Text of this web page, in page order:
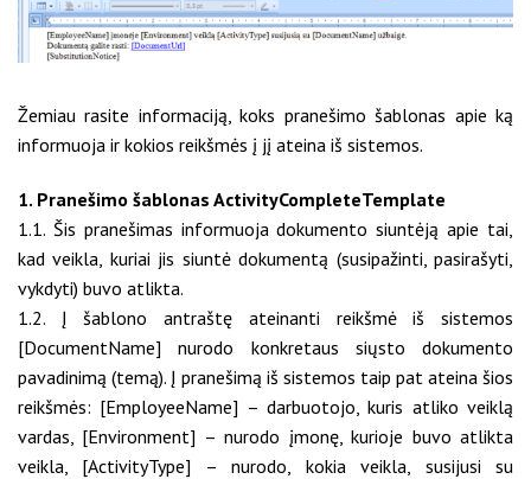
Žemiau rasite informaciją, koks pranešimo šablonas apie ką
informuoja ir kokios reikšmės į jį ateina iš sistemos.
1. Pranešimo šablonas ActivityCompleteTemplate
1.1. Šis pranešimas informuoja dokumento siuntėją apie tai,
kad veikla, kuriai jis siuntė dokumentą (susipažinti, pasirašyti,
vykdyti) buvo atlikta.
1.2. Į šablono antraštę ateinanti reikšmė iš sistemos
[DocumentName] nurodo konkretaus siųsto dokumento
pavadinimą (temą). Į pranešimą iš sistemos taip pat ateina šios
reikšmės: [EmployeeName] – darbuotojo, kuris atliko veiklą
vardas, [Environment] – nurodo įmonę, kurioje buvo atlikta
veikla, [ActivityType] – nurodo, kokia veikla, susijusi su